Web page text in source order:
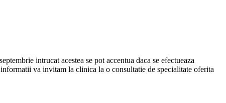
intrucat acestea se pot accentua daca se efectueaza
va invitam la clinica la o consultatie de specialitate oferita